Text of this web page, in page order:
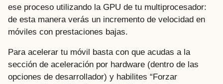
ese proceso utilizando la GPU de tu multiprocesador:
de esta manera verás un incremento de velocidad en
móviles con prestaciones bajas.
Para acelerar tu móvil basta con que acudas a la
sección de aceleración por hardware (dentro de las
opciones de desarrollador) y habilites “Forzar